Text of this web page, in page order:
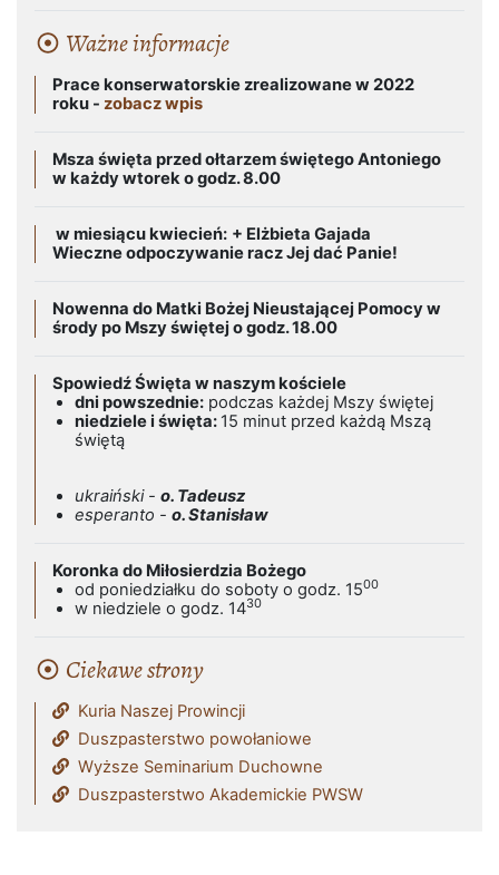
Ważne informacje
Prace konserwatorskie zrealizowane w 2022
roku - zobacz wpis
Msza święta przed ołtarzem świętego Antoniego
w każdy wtorek o godz. 8.00
w miesiącu kwiecień: + Elżbieta Gajada
Wieczne odpoczywanie racz Jej dać Panie!
Nowenna do Matki Bożej Nieustającej Pomocy w
środy po Mszy świętej o godz. 18.00
Spowiedź Święta w naszym kościele
dni powszednie: podczas każdej Mszy świętej
niedziele i święta: 15 minut przed każdą Mszą
świętą
ukraiński - o. Tadeusz
esperanto - o. Stanisław
Koronka do Miłosierdzia Bożego
od poniedziałku do soboty o godz. 1500
w niedziele o godz. 1430
Ciekawe strony
Kuria Naszej Prowincji
Duszpasterstwo powołaniowe
Wyższe Seminarium Duchowne
Duszpasterstwo Akademickie PWSW